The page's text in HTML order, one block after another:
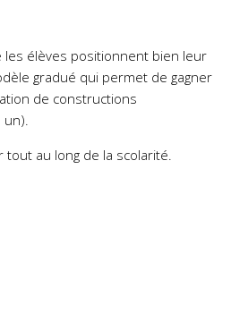
élèves positionnent bien leur
gradué qui permet de gagner
de constructions
un).
tout au long de la scolarité.